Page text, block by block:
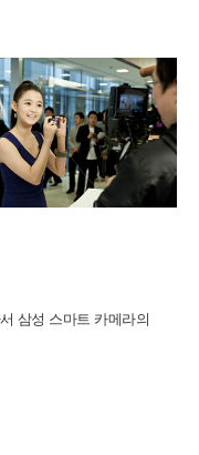
삼성 스마트 카메라의